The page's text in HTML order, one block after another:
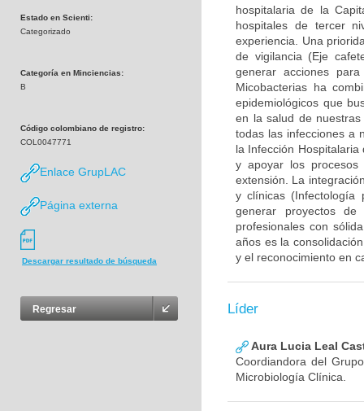
Estado en Scienti:
Categorizado
Categoría en Minciencias:
B
Código colombiano de registro:
COL0047771
Enlace GrupLAC
Página externa
Descargar resultado de búsqueda
Regresar
hospitalaria de la
hospitales de tercer
experiencia. Una
de vigilancia (Eje
generar acciones
Micobacterias ha
epidemiológicos que
en la salud de
todas las infecciones a
la Infección
y apoyar los
extensión. La
y clínicas (Infectología
generar proyectos
profesionales con
años es la
y el reconocimiento en
Líder
Aura Lucia Leal
Coordiandora del
Microbiología Clínica.